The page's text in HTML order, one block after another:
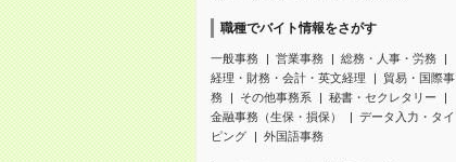
職種でバイト情報をさがす
一般事務 営業事務
総務・人事・労務
経理・財務・会計・英文経理
貿易・国際事
務
その他事務系
秘書・セクレタリー
金融事務（生保・損保）
データ入力・タイ
ピング
外国語事務